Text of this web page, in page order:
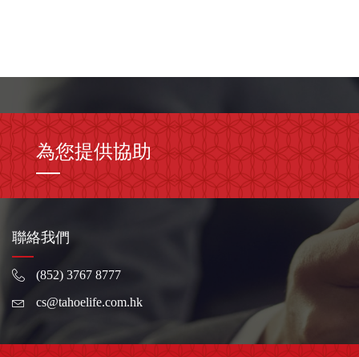
為您提供協助
聯絡我們
(852) 3767 8777
cs@tahoelife.com.hk